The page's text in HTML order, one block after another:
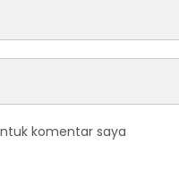
komentar saya